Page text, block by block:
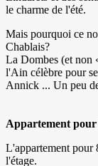
le charme de l'été.
Mais pourquoi ce
Chablais?
La Dombes (et non
l'Ain célèbre pour
Annick ... Un peu
Appartement pour
L'appartement pour
l'étage.